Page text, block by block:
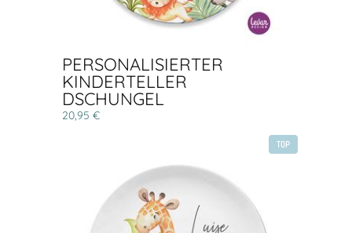
PERSONALISIERTER
KINDERTELLER
DSCHUNGEL
20,95 €
TOP